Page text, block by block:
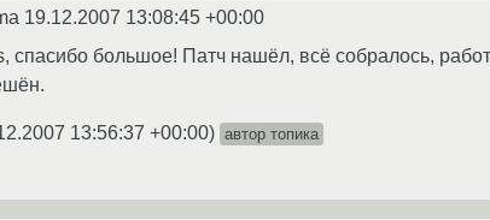
19.12.2007 13:08:45 +00:00
спасибо большое! Патч нашёл, всё собралось,
13:56:37 +00:00) автор топика